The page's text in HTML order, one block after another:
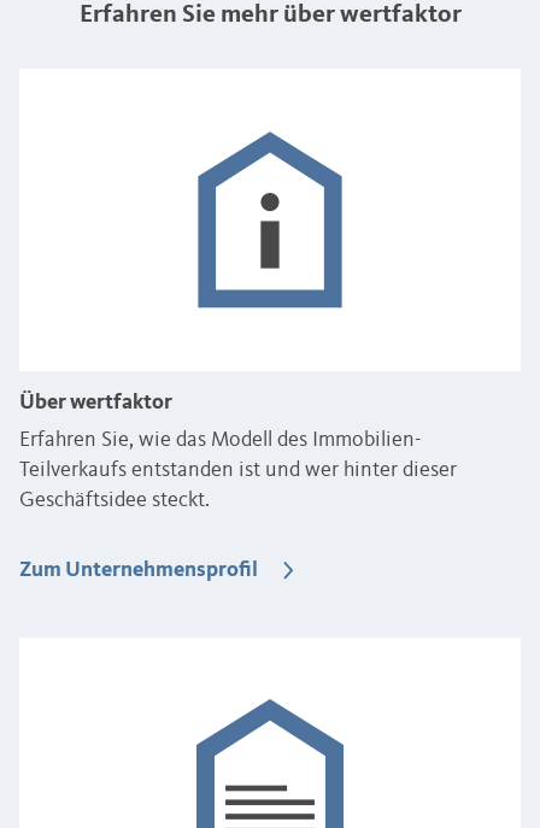
Erfahren Sie mehr über wertfaktor
Über wertfaktor
Erfahren Sie, wie das Modell des Immobilien-
Teilverkaufs entstanden ist und wer hinter dieser
Geschäftsidee steckt.
Zum Unternehmensprofil